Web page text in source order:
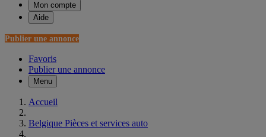
Mon compte
Aide
Publier une annonce
Favoris
Publier une annonce
Menu
Accueil
Belgique Pièces et services auto